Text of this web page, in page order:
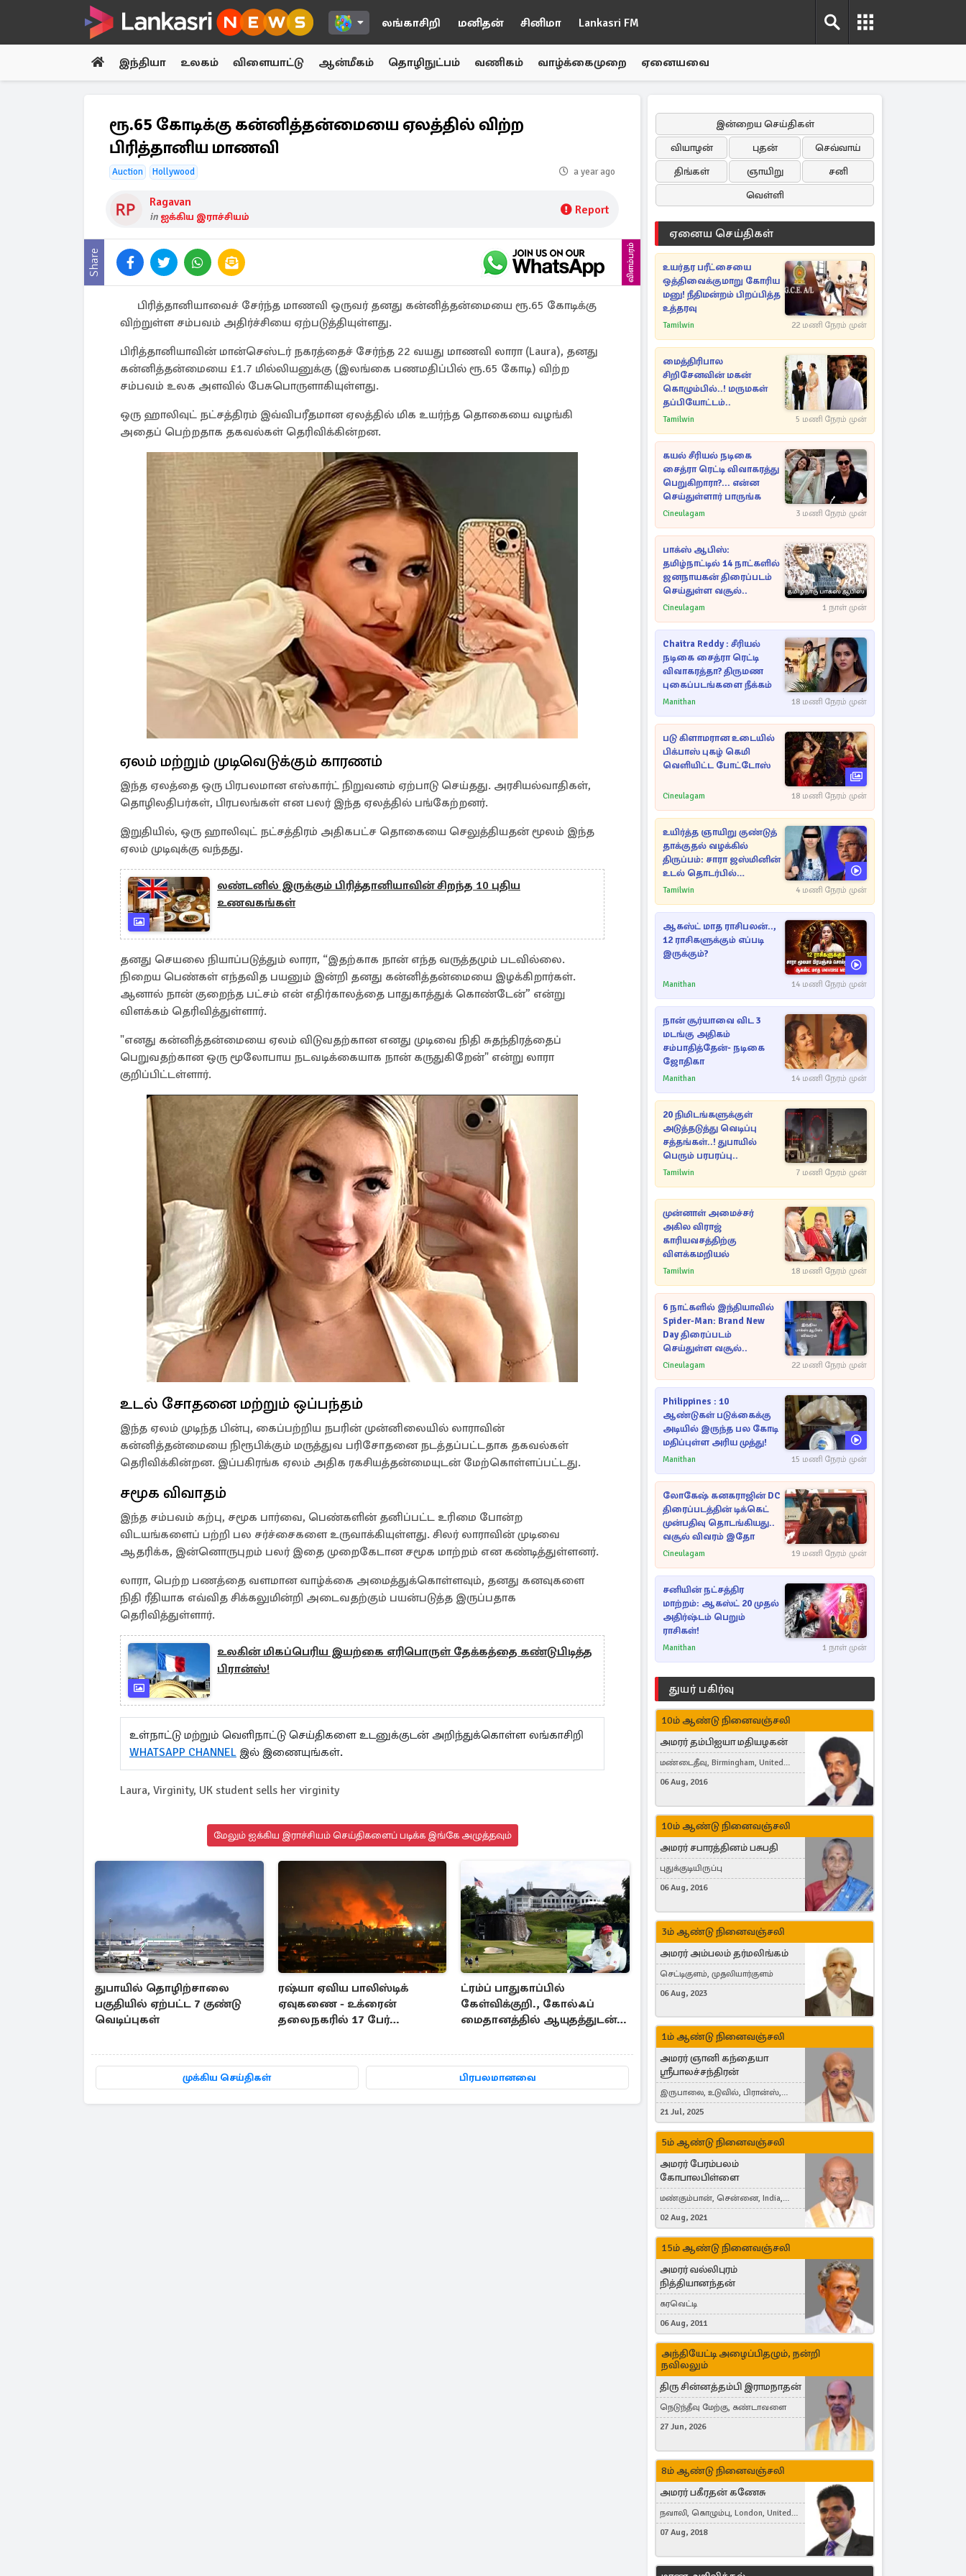
லங்காசிறி மனிதன் சினிமா Lankasri FM
இந்தியா உலகம் விளையாட்டு ஆன்மீகம் தொழிநுட்பம் வணிகம் வாழ்க்கைமுறை ஏனையவை
ரூ.65 கோடிக்கு கன்னித்தன்மையை ஏலத்தில் விற்ற
பிரித்தானிய மாணவி
Auction Hollywood a year ago
Ragavan
in ஐக்கிய இராச்சியம் Report
Share விளம்பரம்
பிரித்தானியாவைச் சேர்ந்த மாணவி ஒருவர் தனது கன்னித்தன்மையை ரூ.65 கோடிக்கு
விற்றுள்ள சம்பவம் அதிர்ச்சியை ஏற்படுத்தியுள்ளது.
பிரித்தானியாவின் மான்செஸ்டர் நகரத்தைச் சேர்ந்த 22 வயது மாணவி லாரா (Laura), தனது
கன்னித்தன்மையை £1.7 மில்லியனுக்கு (இலங்கை பணமதிப்பில் ரூ.65 கோடி) விற்ற
சம்பவம் உலக அளவில் பேசுபொருளாகியுள்ளது.
ஒரு ஹாலிவுட் நட்சத்திரம் இவ்விபரீதமான ஏலத்தில் மிக உயர்ந்த தொகையை வழங்கி
அதைப் பெற்றதாக தகவல்கள் தெரிவிக்கின்றன.
ஏலம் மற்றும் முடிவெடுக்கும் காரணம்
இந்த ஏலத்தை ஒரு பிரபலமான எஸ்கார்ட் நிறுவனம் ஏற்பாடு செய்தது. அரசியல்வாதிகள்,
தொழிலதிபர்கள், பிரபலங்கள் என பலர் இந்த ஏலத்தில் பங்கேற்றனர்.
இறுதியில், ஒரு ஹாலிவுட் நட்சத்திரம் அதிகபட்ச தொகையை செலுத்தியதன் மூலம் இந்த
ஏலம் முடிவுக்கு வந்தது.
லண்டனில் இருக்கும் பிரித்தானியாவின் சிறந்த 10 புதிய
உணவகங்கள்
தனது செயலை நியாப்படுத்தும் லாரா, “இதற்காக நான் எந்த வருத்தமும் படவில்லை.
நிறைய பெண்கள் எந்தவித பயனும் இன்றி தனது கன்னித்தன்மையை இழக்கிறார்கள்.
ஆனால் நான் குறைந்த பட்சம் என் எதிர்காலத்தை பாதுகாத்துக் கொண்டேன்” என்று
விளக்கம் தெரிவித்துள்ளார்.
"எனது கன்னித்தன்மையை ஏலம் விடுவதற்கான எனது முடிவை நிதி சுதந்திரத்தைப்
பெறுவதற்கான ஒரு மூலோபாய நடவடிக்கையாக நான் கருதுகிறேன்" என்று லாரா
குறிப்பிட்டள்ளார்.
உடல் சோதனை மற்றும் ஒப்பந்தம்
இந்த ஏலம் முடிந்த பின்பு, கைப்பற்றிய நபரின் முன்னிலையில் லாராவின்
கன்னித்தன்மையை நிரூபிக்கும் மருத்துவ பரிசோதனை நடத்தப்பட்டதாக தகவல்கள்
தெரிவிக்கின்றன. இப்பகிரங்க ஏலம் அதிக ரகசியத்தன்மையுடன் மேற்கொள்ளப்பட்டது.
சமூக விவாதம்
இந்த சம்பவம் கற்பு, சமூக பார்வை, பெண்களின் தனிப்பட்ட உரிமை போன்ற
விடயங்களைப் பற்றி பல சர்ச்சைகளை உருவாக்கியுள்ளது. சிலர் லாராவின் முடிவை
ஆதரிக்க, இன்னொருபுறம் பலர் இதை முறைகேடான சமூக மாற்றம் என கண்டித்துள்ளனர்.
லாரா, பெற்ற பணத்தை வளமான வாழ்க்கை அமைத்துக்கொள்ளவும், தனது கனவுகளை
நிதி ரீதியாக எவ்வித சிக்கலுமின்றி அடைவதற்கும் பயன்படுத்த இருப்பதாக
தெரிவித்துள்ளார்.
உலகின் மிகப்பெரிய இயற்கை எரிபொருள் தேக்கத்தை கண்டுபிடித்த
பிரான்ஸ்!
உள்நாட்டு மற்றும் வெளிநாட்டு செய்திகளை உடனுக்குடன் அறிந்துக்கொள்ள லங்காசிறி
WHATSAPP CHANNEL இல் இணையுங்கள்.
Laura, Virginity, UK student sells her virginity
மேலும் ஐக்கிய இராச்சியம் செய்திகளைப் படிக்க இங்கே அழுத்தவும்
துபாயில் தொழிற்சாலை
பகுதியில் ஏற்பட்ட 7 குண்டு
வெடிப்புகள்
ரஷ்யா ஏவிய பாலிஸ்டிக்
ஏவுகணை - உக்ரைன்
தலைநகரில் 17 பேர்
ட்ரம்ப் பாதுகாப்பில்
கேள்விக்குறி., கோல்ஃப்
மைதானத்தில் ஆயுதத்துடன்
முக்கிய செய்திகள் பிரபலமானவை
இன்றைய செய்திகள்
வியாழன்
புதன்
செவ்வாய்
திங்கள்
ஞாயிறு
சனி
வெள்ளி
ஏனைய செய்திகள்
உயர்தர பரீட்சையை
ஒத்திவைக்குமாறு கோரிய
மனு! நீதிமன்றம் பிறப்பித்த
உத்தரவு
Tamilwin 22 மணி நேரம் முன்
மைத்திரிபால
சிறிசேனவின் மகன்
கொழும்பில்..! மருமகள்
தப்பியோட்டம்..
Tamilwin 5 மணி நேரம் முன்
கயல் சீரியல் நடிகை
சைத்ரா ரெட்டி விவாகரத்து
பெறுகிறாரா?... என்ன
செய்துள்ளார் பாருங்க
Cineulagam 3 மணி நேரம் முன்
பாக்ஸ் ஆபிஸ்:
தமிழ்நாட்டில் 14 நாட்களில்
ஜனநாயகன் திரைப்படம்
செய்துள்ள வசூல்..
Cineulagam 1 நாள் முன்
Chaitra Reddy : சீரியல்
நடிகை சைத்ரா ரெட்டி
விவாகரத்தா? திருமண
புகைப்படங்களை நீக்கம்
Manithan 18 மணி நேரம் முன்
படு கிளாமரான உடையில்
பிக்பாஸ் புகழ் கெமி
வெளியிட்ட போட்டோஸ்
Cineulagam 18 மணி நேரம் முன்
உயிர்த்த ஞாயிறு குண்டுத்
தாக்குதல் வழக்கில்
திருப்பம்: சாரா ஜஸ்மினின்
உடல் தொடர்பில்
நீதிமன்றத்தில் வெளியான
Tamilwin 4 மணி நேரம் முன்
ஆகஸ்ட் மாத ராசிபலன்..,
12 ராசிகளுக்கும் எப்படி
இருக்கும்?
Manithan 14 மணி நேரம் முன்
நான் சூர்யாவை விட 3
மடங்கு அதிகம்
சம்பாதித்தேன்- நடிகை
ஜோதிகா
Manithan 14 மணி நேரம் முன்
20 நிமிடங்களுக்குள்
அடுத்தடுத்து வெடிப்பு
சத்தங்கள்..! துபாயில்
பெரும் பரபரப்பு..
Tamilwin 7 மணி நேரம் முன்
முன்னாள் அமைச்சர்
அகில விராஜ்
காரியவசத்திற்கு
விளக்கமறியல்
Tamilwin 18 மணி நேரம் முன்
6 நாட்களில் இந்தியாவில்
Spider-Man: Brand New
Day திரைப்படம்
செய்துள்ள வசூல்..
Cineulagam 22 மணி நேரம் முன்
Philippines : 10
ஆண்டுகள் படுக்கைக்கு
அடியில் இருந்த பல கோடி
மதிப்புள்ள அரிய முத்து!
Manithan 15 மணி நேரம் முன்
லோகேஷ் கனகராஜின் DC
திரைப்படத்தின் டிக்கெட்
முன்பதிவு தொடங்கியது..
வசூல் விவரம் இதோ
Cineulagam 19 மணி நேரம் முன்
சனியின் நட்சத்திர
மாற்றம்: ஆகஸ்ட் 20 முதல்
அதிர்ஷ்டம் பெறும்
ராசிகள்!
Manithan 1 நாள் முன்
துயர் பகிர்வு
10ம் ஆண்டு நினைவஞ்சலி
அமரர் தம்பிஐயா மதியழகன்
மண்டைதீவு, Birmingham, United
Kingdom
06 Aug, 2016
10ம் ஆண்டு நினைவஞ்சலி
அமரர் சபாரத்தினம் பசுபதி
புதுக்குடியிருப்பு
06 Aug, 2016
3ம் ஆண்டு நினைவஞ்சலி
அமரர் அம்பலம் தர்மலிங்கம்
செட்டிகுளம், முதலியார்குளம்
06 Aug, 2023
1ம் ஆண்டு நினைவஞ்சலி
அமரர் ஞானி கந்தையா
ஸ்ரீபாலச்சந்திரன்
இருபாலை, உடுவில், பிரான்ஸ்,
France
21 Jul, 2025
5ம் ஆண்டு நினைவஞ்சலி
அமரர் பேரம்பலம்
கோபாலபிள்ளை
மண்கும்பான், சென்னை, India,
Cergy, France
02 Aug, 2021
15ம் ஆண்டு நினைவஞ்சலி
அமரர் வல்லிபுரம்
நித்தியானந்தன்
கரவெட்டி
06 Aug, 2011
அந்தியேட்டி அழைப்பிதழும், நன்றி
நவிலலும்
திரு சின்னத்தம்பி இராமநாதன்
நெடுந்தீவு மேற்கு, கண்டாவளை
27 Jun, 2026
8ம் ஆண்டு நினைவஞ்சலி
அமரர் பகீரதன் கணேசு
நவாலி, கொழும்பு, London, United
Kingdom
07 Aug, 2018